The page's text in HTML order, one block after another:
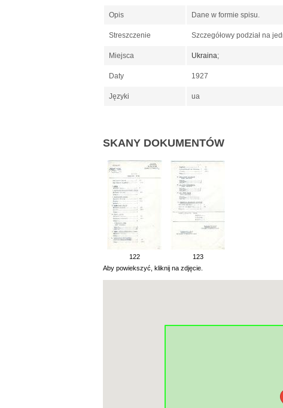
Opis Dane w formie spisu.
Streszczenie Szczegółowy podział na
Miejsca Ukraina;
Daty 1927
Języki ua
SKANY DOKUMENTÓW
122
123
Aby powiekszyć, kliknij na zdjęcie.